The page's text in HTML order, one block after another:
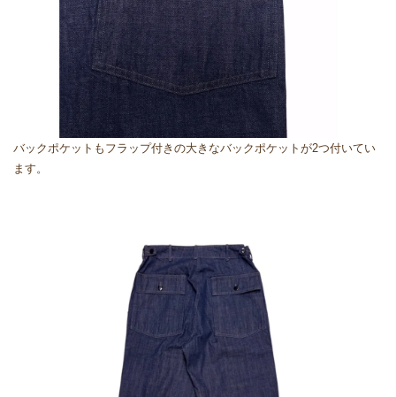
バックポケットもフラップ付きの大きなバックポケットが2つ付いてい
ます。